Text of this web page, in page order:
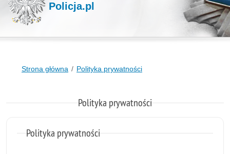
Policja.pl
Strona główna Polityka prywatności
Polityka prywatności
Polityka prywatności